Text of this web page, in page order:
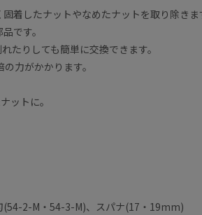
着したナットやなめたナットを取り除きま
です。
たりしても簡単に交換できます。
力がかかります。
ットに。
2-M・54-3-M)、スパナ(17・19mm)